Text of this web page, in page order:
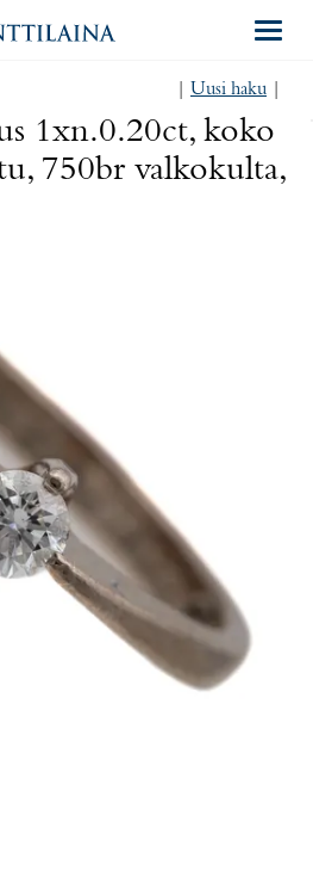
Uusi haku
1xn.0.20ct, koko
750br valkokulta,